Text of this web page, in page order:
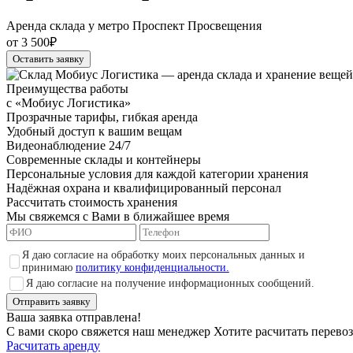
Аренда склада у метро Проспект Просвещения
от 3 500₽
Оставить заявку
Преимущества работы
с «Мобиус Логистика»
Прозрачные тарифы, гибкая аренда
Удобный доступ к вашим вещам
Видеонаблюдение 24/7
Современные склады и контейнеры
Персональные условия для каждой категории хранения
Надёжная охрана и квалифицированный персонал
Рассчитать стоимость хранения
Мы свяжемся с Вами в ближайшее время
Я даю согласие на обработку моих персональных данных и
принимаю политику конфиденциальности.
Я даю согласие на получение информационных сообщений.
Отправить заявку
Ваша заявка отправлена!
С вами скоро свяжется наш менеджер Хотите расчитать
Расчитать аренду